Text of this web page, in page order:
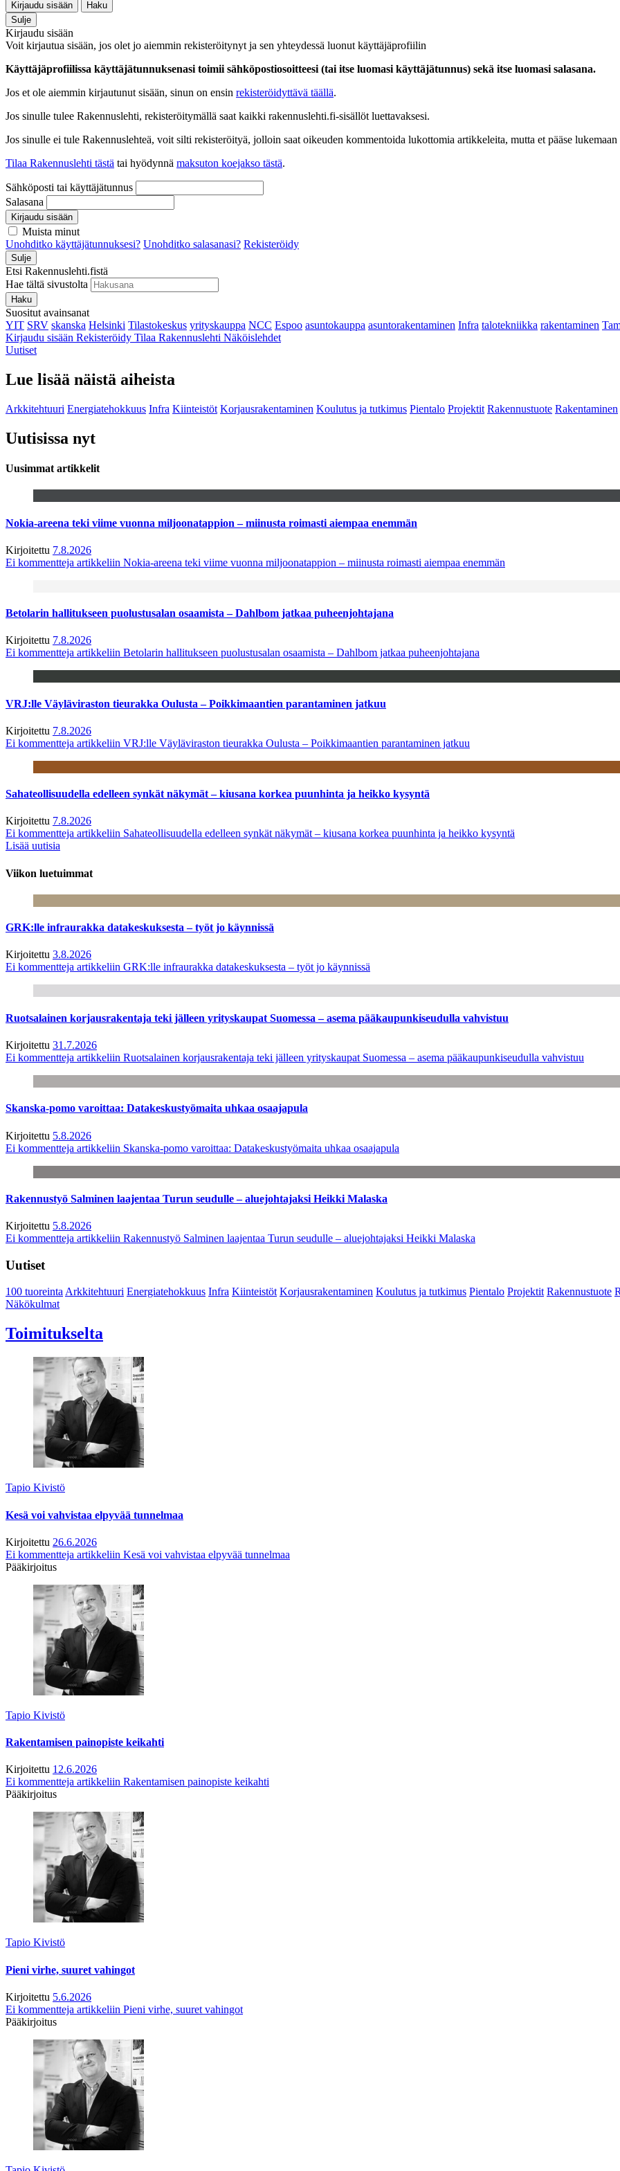
Kirjaudu sisään
Haku
Sulje
Kirjaudu sisään
Voit kirjautua sisään, jos olet jo aiemmin rekisteröitynyt ja sen yhteydessä luonut käyttäjäprofiilin
Käyttäjäprofiilissa käyttäjätunnuksenasi toimii sähköpostiosoitteesi (tai itse luomasi käyttäjätunnus) sekä itse luomasi salasana.
Jos et ole aiemmin kirjautunut sisään, sinun on ensin rekisteröidyttävä täällä.
Jos sinulle tulee Rakennuslehti, rekisteröitymällä saat kaikki rakennuslehti.fi-sisällöt luettavaksesi.
Jos sinulle ei tule Rakennuslehteä, voit silti rekisteröityä, jolloin saat oikeuden kommentoida lukottomia artikkeleita, mutta et pääse
Tilaa Rakennuslehti tästä tai hyödynnä maksuton koejakso tästä.
Sähköposti tai käyttäjätunnus
Salasana
Kirjaudu sisään
Muista minut
Unohditko käyttäjätunnuksesi? Unohditko salasanasi? Rekisteröidy
Sulje
Etsi Rakennuslehti.fistä
Hae tältä sivustolta
Haku
Suositut avainsanat
YIT SRV skanska Helsinki Tilastokeskus yrityskauppa NCC Espoo asuntokauppa asuntorakentaminen Infra talotekniikka rakentaminen
Kirjaudu sisään Rekisteröidy Tilaa Rakennuslehti Näköislehdet
Uutiset
Lue lisää näistä aiheista
Arkkitehtuuri Energiatehokkuus Infra Kiinteistöt Korjausrakentaminen Koulutus ja tutkimus Pientalo Projektit Rakennustuote Rakentaminen
Uutisissa nyt
Uusimmat artikkelit
Nokia-areena teki viime vuonna miljoonatappion – miinusta roimasti aiempaa enemmän
Kirjoitettu 7.8.2026
Ei kommentteja artikkeliin Nokia-areena teki viime vuonna miljoonatappion – miinusta roimasti aiempaa enemmän
Betolarin hallitukseen puolustusalan osaamista – Dahlbom jatkaa puheenjohtajana
Kirjoitettu 7.8.2026
Ei kommentteja artikkeliin Betolarin hallitukseen puolustusalan osaamista – Dahlbom jatkaa puheenjohtajana
VRJ:lle Väyläviraston tieurakka Oulusta – Poikkimaantien parantaminen jatkuu
Kirjoitettu 7.8.2026
Ei kommentteja artikkeliin VRJ:lle Väyläviraston tieurakka Oulusta – Poikkimaantien parantaminen jatkuu
Sahateollisuudella edelleen synkät näkymät – kiusana korkea puunhinta ja heikko kysyntä
Kirjoitettu 7.8.2026
Ei kommentteja artikkeliin Sahateollisuudella edelleen synkät näkymät – kiusana korkea puunhinta ja heikko kysyntä
Lisää uutisia
Viikon luetuimmat
GRK:lle infraurakka datakeskuksesta – työt jo käynnissä
Kirjoitettu 3.8.2026
Ei kommentteja artikkeliin GRK:lle infraurakka datakeskuksesta – työt jo käynnissä
Ruotsalainen korjausrakentaja teki jälleen yrityskaupat Suomessa – asema pääkaupunkiseudulla vahvistuu
Kirjoitettu 31.7.2026
Ei kommentteja artikkeliin Ruotsalainen korjausrakentaja teki jälleen yrityskaupat Suomessa – asema pääkaupunkiseudulla vahvistuu
Skanska-pomo varoittaa: Datakeskustyömaita uhkaa osaajapula
Kirjoitettu 5.8.2026
Ei kommentteja artikkeliin Skanska-pomo varoittaa: Datakeskustyömaita uhkaa osaajapula
Rakennustyö Salminen laajentaa Turun seudulle – aluejohtajaksi Heikki Malaska
Kirjoitettu 5.8.2026
Ei kommentteja artikkeliin Rakennustyö Salminen laajentaa Turun seudulle – aluejohtajaksi Heikki Malaska
Uutiset
100 tuoreintaArkkitehtuuri Energiatehokkuus Infra Kiinteistöt Korjausrakentaminen Koulutus ja tutkimus Pientalo Projektit Rakennustuote
Näkökulmat
Toimitukselta
Tapio Kivistö
Kesä voi vahvistaa elpyvää tunnelmaa
Kirjoitettu 26.6.2026
Ei kommentteja artikkeliin Kesä voi vahvistaa elpyvää tunnelmaa
Pääkirjoitus
Tapio Kivistö
Rakentamisen painopiste keikahti
Kirjoitettu 12.6.2026
Ei kommentteja artikkeliin Rakentamisen painopiste keikahti
Pääkirjoitus
Tapio Kivistö
Pieni virhe, suuret vahingot
Kirjoitettu 5.6.2026
Ei kommentteja artikkeliin Pieni virhe, suuret vahingot
Pääkirjoitus